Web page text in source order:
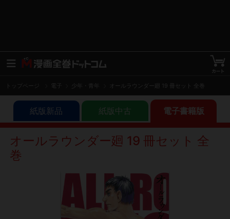
トップページ 少年・青年 オールラウンダー廻 19 冊セット 全巻
紙版新品 紙版中古 電子書籍版
オールラウンダー廻 19 冊セット 全
巻